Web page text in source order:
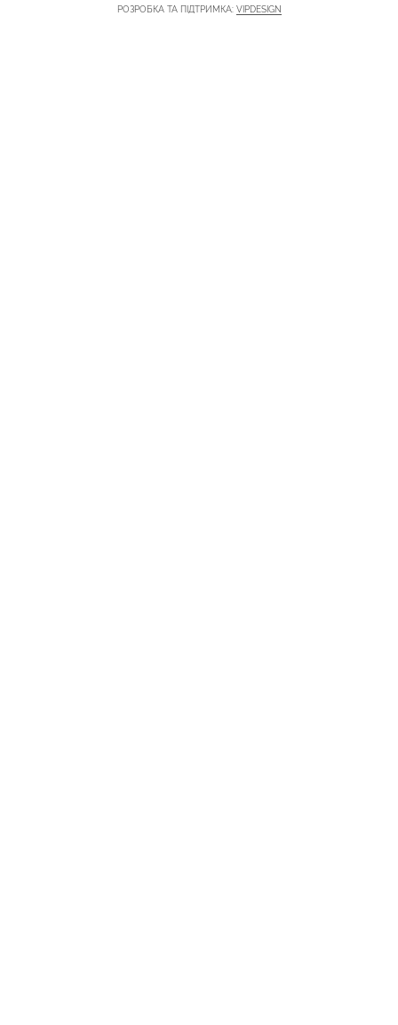
РОЗРОБКА ТА ПІДТРИМКА: VIPDESIGN